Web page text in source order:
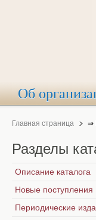
Об
Главная страница ⇒
Разделы
Описание каталога
Новые поступления
Периодические